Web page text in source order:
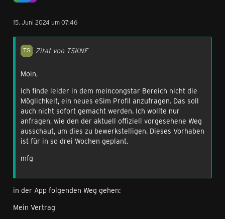
15. Juni 2024 um 07:46
Zitat von TSKNF
Moin,
Ich finde leider in dem meincongstar Bereich nicht die
Möglichkeit, ein neues eSim Profil anzufragen. Das soll
auch nicht sofort gemacht werden. Ich wollte nur
anfragen, wie den der aktuell offiziell vorgesehene Weg
ausschaut, um dies zu bewerkstelligen. Dieses Vorhaben
ist für in so drei Wochen geplant.
mfg
in der App folgenden Weg gehen:
Mein Vertrag